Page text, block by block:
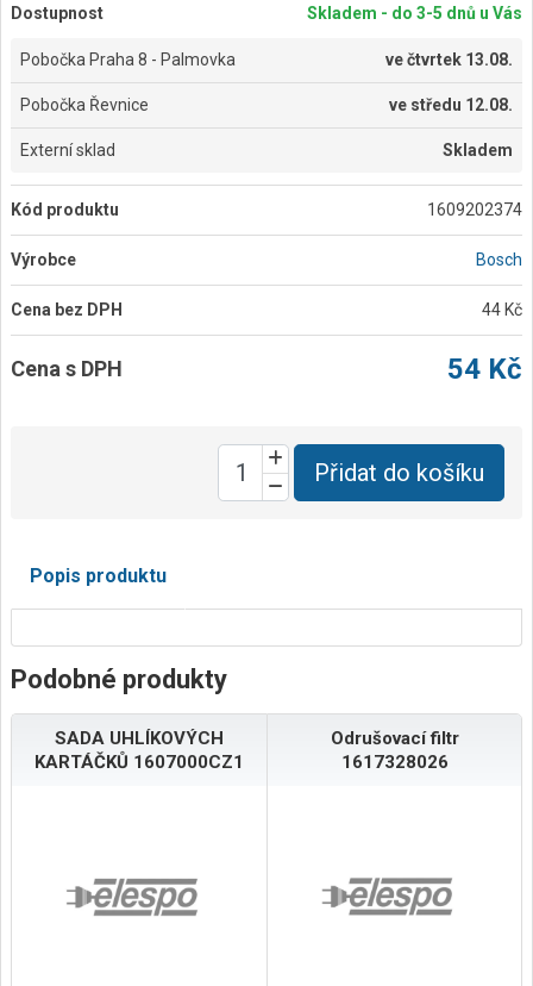
Dostupnost Skladem - do 3-5 dnů u Vás
Pobočka Praha 8 - Palmovka večtvrtek 13.08.
Pobočka Řevnice ve středu 12.08.
Externí sklad Skladem
Kód produktu 1609202374
Výrobce Bosch
Cena bez DPH 44 Kč
Cena s DPH 54 Kč
Přidat do košíku
Popis produktu
Podobné produkty
SADA UHLÍKOVÝCH
KARTÁČKŮ 1607000CZ1
Odrušovací filtr
1617328026